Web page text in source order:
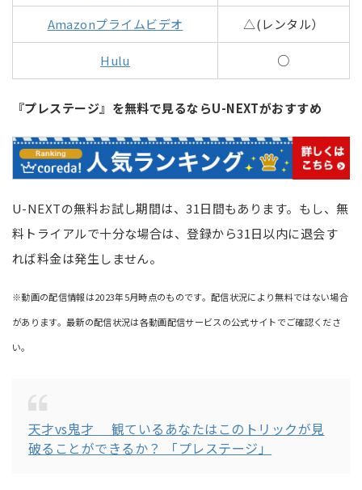
Amazonプライムビデオ △(レンタル）
Hulu ○
『プレステージ』を無料で見るならU-NEXTがおすすめ
U-NEXTの無料お試し期間は、31日間もあります。もし、無
料トライアルで十分な場合は、登録から31日以内に退会す
れば料金は発生しません。
※動画の配信情報は2023年5月時点のものです。配信状況により無料ではない場合
があります。最新の配信状況は各動画配信サービスの公式サイトでご確認くださ
い。
天才vs鬼才 観ているあなたはこのトリックが見
破ることができるか？ 「プレステージ」